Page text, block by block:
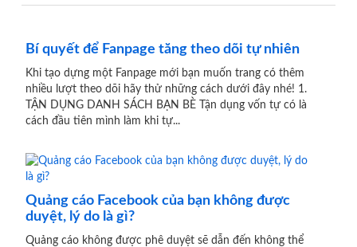
Bí quyết để Fanpage tăng theo dõi tự nhiên
Khi tạo dựng một Fanpage mới bạn muốn trang có thêm
nhiều lượt theo dõi hãy thử những cách dưới đây nhé! 1.
TẬN DỤNG DANH SÁCH BẠN BÈ Tận dụng vốn tự có là
cách đầu tiên mình làm khi tự...
Quảng cáo Facebook của bạn không được
duyệt, lý do là gì?
Quảng cáo không được phê duyệt sẽ dẫn đến không thể